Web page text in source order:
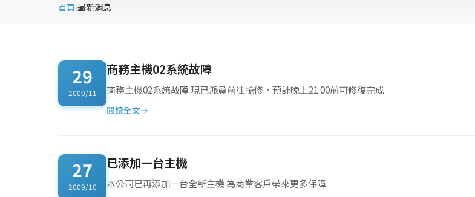
首頁›最新消息
29
2009/11
商務主機02系統故障
商務主機02系統故障 現已派員前往搶修，預計晚上21:00前可修復完成
閱讀全文
27
2009/10
已添加一台主機
本公司已再添加一台全新主機 為商業客戶帶來更多保障